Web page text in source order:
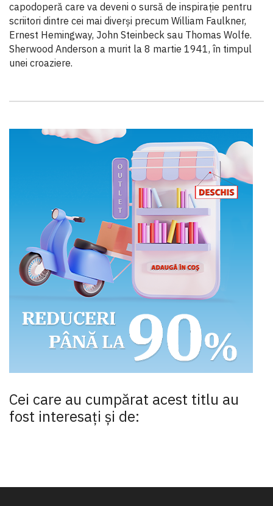
capodoperă care va deveni o sursă de inspirație pentru
scriitori dintre cei mai diverși precum William Faulkner,
Ernest Hemingway, John Steinbeck sau Thomas Wolfe.
Sherwood Anderson a murit la 8 martie 1941, în timpul
unei croaziere.
Cei care au cumpărat acest titlu au
fost interesaţi şi de: